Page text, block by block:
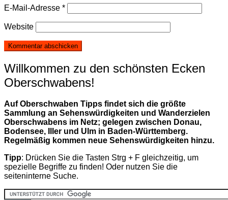
E-Mail-Adresse *
Website
Willkommen zu den schönsten Ecken
Oberschwabens!
Auf Oberschwaben Tipps findet sich die größte
Sammlung an Sehenswürdigkeiten und Wanderzielen
Oberschwabens im Netz; gelegen zwischen Donau,
Bodensee, Iller und Ulm in Baden-Württemberg.
Regelmäßig kommen neue Sehenswürdigkeiten hinzu.
Tipp: Drücken Sie die Tasten Strg + F gleichzeitig, um
spezielle Begriffe zu finden! Oder nutzen Sie die
seiteninterne Suche.